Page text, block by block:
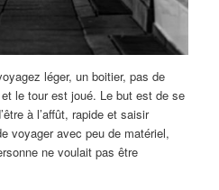
léger, un boitier, pas de
le tour est joué. Le but est de se
à l’affût, rapide et saisir
voyager avec peu de matériel,
ne voulait pas être